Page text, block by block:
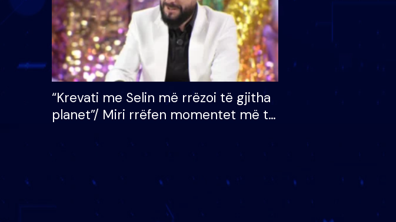
“Krevati me Selin më rrëzoi të gjitha
planet”/ Miri rrëfen momentet më të
mungojë zilja e mëngjesit kur…